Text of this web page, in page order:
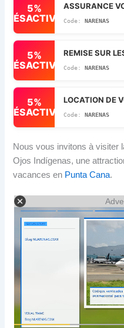
5%
DÉSACTIVÉ
ASSURANCE
NARENAS
5%
DÉSACTIVÉ
REMISE SUR
NARENAS
5%
DÉSACTIVÉ
LOCATION DE
NARENAS
Nous vous invitons à visiter
Ojos Indígenas, une
vacances en Punta Cana.